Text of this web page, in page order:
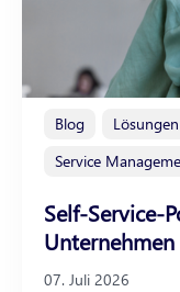
Blog Lösungen
Service
Self-Service-
Unternehmen
07. Juli 2026